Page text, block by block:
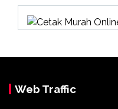
Web Traffic